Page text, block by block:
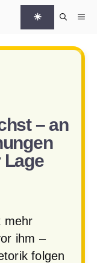
☀
– an
Lage
mehr
ihm –
folgen